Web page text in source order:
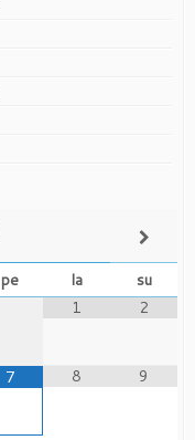
pe la
su
1
2
7 8 9